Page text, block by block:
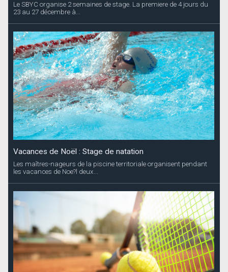
Le SBYC organise 2 semaines de stage. La premiere de 4 jours du
23 au 27 décembre à...
Vacances de Noël : Stage de natation
Les maîtres-nageurs de la piscine territoriale organisent pendant
les vacances de Noe?l deux...